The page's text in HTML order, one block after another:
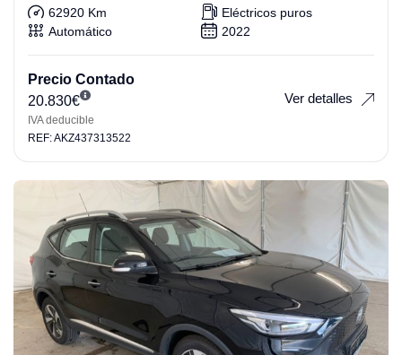
62920 Km
Eléctricos puros
Automático
2022
Precio Contado
20.830€
IVA deducible
Ver detalles
REF: AKZ437313522